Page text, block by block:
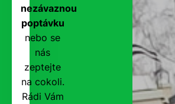
nezávaznou
poptávku
nebo se
nás
zeptejte
na cokoli.
Rádi Vám